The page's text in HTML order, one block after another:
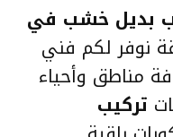
بديل خشب في
نوفر لكم فني
مناطق وأحياء
تركيب